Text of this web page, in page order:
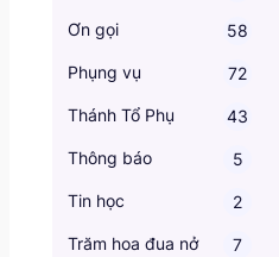
Ơn gọi 58
Phụng vụ 72
Thánh Tổ Phụ 43
Thông báo 5
Tin học 2
Trăm hoa đua nở 7